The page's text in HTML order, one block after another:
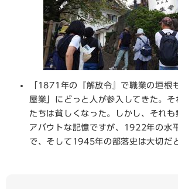
「1871年の『解放令』で職業の垣根
屋業」にどっと人が参入してきた。そ
たちは貧しくなった。しかし、それ
アバウトな記憶ですが、1922年の水
で、そして1945年の部落史は大切だ